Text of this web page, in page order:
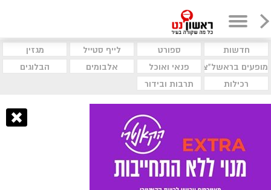
חדשות ספורט לייף סטייל
מגזין
מופעים בראשל"צ
פנאי ואוכל אלבומים
הבלוגים
רכילות
תרבות ובידור